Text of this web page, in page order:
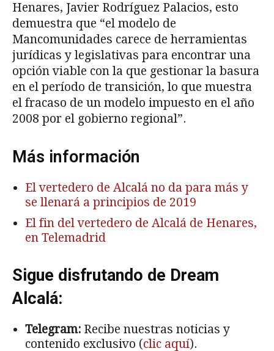
Henares, Javier Rodríguez Palacios, esto
demuestra que “el modelo de
Mancomunidades carece de herramientas
jurídicas y legislativas para encontrar una
opción viable con la que gestionar la basura
en el período de transición, lo que muestra
el fracaso de un modelo impuesto en el año
2008 por el gobierno regional”.
Más información
El vertedero de Alcalá no da para más y
se llenará a principios de 2019
El fin del vertedero de Alcalá de Henares,
en Telemadrid
Sigue disfrutando de Dream
Alcalá:
Telegram: Recibe nuestras noticias y
contenido exclusivo (clic aquí).